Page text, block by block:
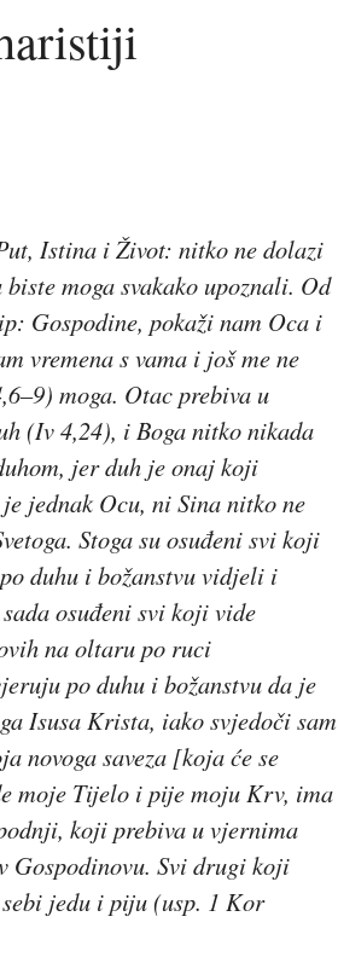
Istina i Život: nitko ne dolazi
moga svakako upoznali. Od
Gospodine, pokaži nam Oca i
vremena s vama i još me ne
moga. Otacprebiva u
(Iv 4,24), iBoga nitko nikada
jerduh je onaj koji
jednak Ocu, ni Sina nitko ne
Stoga su osuđeni svi koji
duhu i božanstvu vidjeli i
osuđeni svi koji vide
na oltaru po ruci
po duhu i božanstvu da je
Isusa Krista, iako svjedoči sam
novoga saveza [koja će se
moje Tijelo i pije moju Krv, ima
koji prebiva u vjernima
Svi drugi koji
jedu i piju(usp. 1 Kor